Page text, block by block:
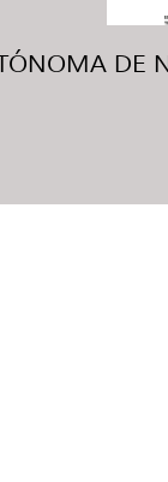
DE